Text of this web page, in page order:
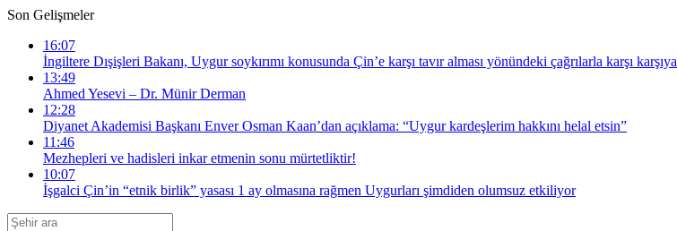
Son Gelişmeler
16:07
İngiltere Dışişleri Bakanı, Uygur soykırımı konusunda Çin’e karşı tavır alması yönündeki çağrılarla karşı karşıya
13:49
Ahmed Yesevi – Dr. Münir Derman
12:28
Diyanet Akademisi Başkanı Enver Osman Kaan’dan açıklama: “Uygur kardeşlerim hakkını helal etsin”
11:46
Mezhepleri ve hadisleri inkar etmenin sonu mürtetliktir!
10:07
İşgalci Çin’in “etnik birlik” yasası 1 ay olmasına rağmen Uygurları şimdiden olumsuz etkiliyor